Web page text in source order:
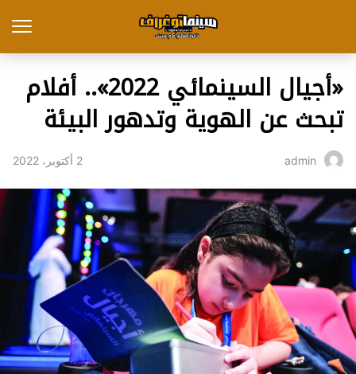
«أجيال السينمائي 2022».. أفلام
تبحث عن الهوية وتدهور البيئة
admin 2 أكتوبر، 2022